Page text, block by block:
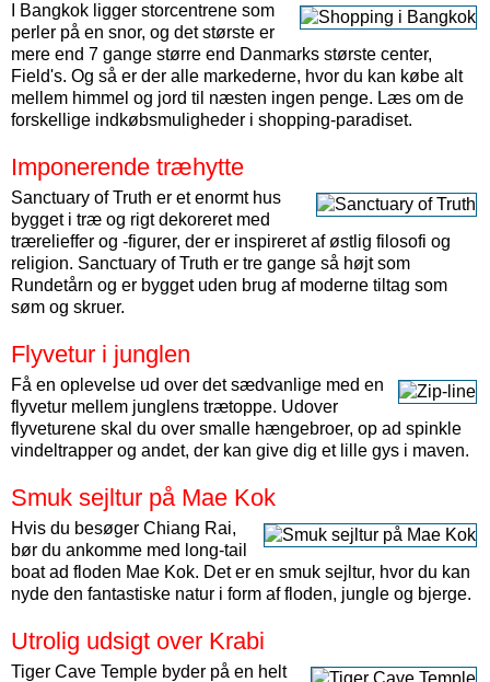
I Bangkok ligger storcentrene som
perler på en snor, og det største er
mere end 7 gange større end Danmarks største center,
Field's. Og så er der alle markederne, hvor du kan købe alt
mellem himmel og jord til næsten ingen penge. Læs om de
forskellige indkøbsmuligheder i shopping-paradiset.
Imponerende træhytte
Sanctuary of Truth er et enormt hus
bygget i træ og rigt dekoreret med
trærelieffer og -figurer, der er inspireret af østlig filosofi og
religion. Sanctuary of Truth er tre gange så højt som
Rundetårn og er bygget uden brug af moderne tiltag som
søm og skruer.
Flyvetur i junglen
Få en oplevelse ud over det sædvanlige med en
flyvetur mellem junglens trætoppe. Udover
flyveturene skal du over smalle hængebroer, op ad spinkle
vindeltrapper og andet, der kan give dig et lille gys i maven.
Smuk sejltur på Mae Kok
Hvis du besøger Chiang Rai,
bør du ankomme med long-tail
boat ad floden Mae Kok. Det er en smuk sejltur, hvor du kan
nyde den fantastiske natur i form af floden, jungle og bjerge.
Utrolig udsigt over Krabi
Tiger Cave Temple byder på en helt